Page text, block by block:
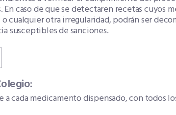
caso de que se detectaren recetas cuyos
cualquier otra irregularidad, podrán ser
susceptibles de sanciones.
cada medicamento dispensado, con todos